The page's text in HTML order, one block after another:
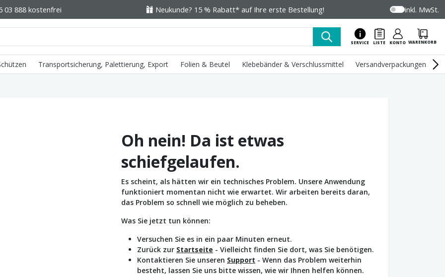
03 888 kostenfrei Neukunde? 15 % Rabatt* auf Ihre erste Bestellung! inkl. MwSt.
SERVICE LISTE KONTO WARENKORB
Transportsicherung, Palettierung, Export Folien & Beutel Klebebänder & Verschlussmittel Versandverpackungen
Oh nein! Da ist etwas
schiefgelaufen.
Es scheint, als hätten wir ein technisches Problem. Unsere Anwendung
funktioniert momentan nicht wie erwartet. Wir arbeiten bereits daran,
das Problem so schnell wie möglich zu beheben.
Was Sie jetzt tun können:
Versuchen Sie es in ein paar Minuten erneut.
Zurück zur Startseite - Vielleicht finden Sie dort, was Sie benötigen.
Kontaktieren Sie unseren Support - Wenn das Problem weiterhin
besteht, lassen Sie uns bitte wissen, wie wir Ihnen helfen können.